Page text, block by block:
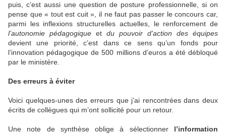
puis, c’est aussi une question de posture professionnelle, si on
pense que « tout est cuit », il ne faut pas passer le concours car,
parmi les inflexions structurelles actuelles, le renforcement de
l’autonomie pédagogique et du pouvoir d’action des équipes
devient une priorité, c’est dans ce sens qu’un fonds pour
l’innovation pédagogique de 500 millions d’euros a été débloqué
par le ministère.
Des erreurs à éviter
Voici quelques-unes des erreurs que j’ai rencontrées dans deux
écrits de collègues qui m’ont sollicité pour un retour.
Une note de synthèse oblige à sélectionner l’information